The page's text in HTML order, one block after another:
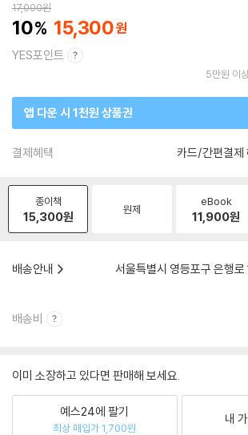
17,000원
10 15,300
YES포인트
5만원 이
앱 다운 시 1천원 상품권
결제혜택 카드/간편결제
종이책
15,300원 원제
eBook
11,900원
배송안내
서울특별시 영등포구 은행로
배송비
이미 소장하고 있다면 판매해 보세요.
예스24에 팔기
최상 매입가 1,700원
내